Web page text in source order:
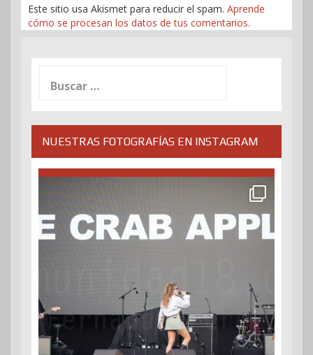
Este sitio usa Akismet para reducir el spam. Aprende
cómo se procesan los datos de tus comentarios.
NUESTRAS FOTOGRAFÍAS EN INSTAGRAM